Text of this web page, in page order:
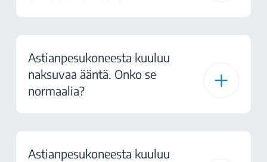
Astianpesukoneesta kuuluu
naksuvaa ääntä. Onko se
normaalia?
Astianpesukoneesta kuuluu